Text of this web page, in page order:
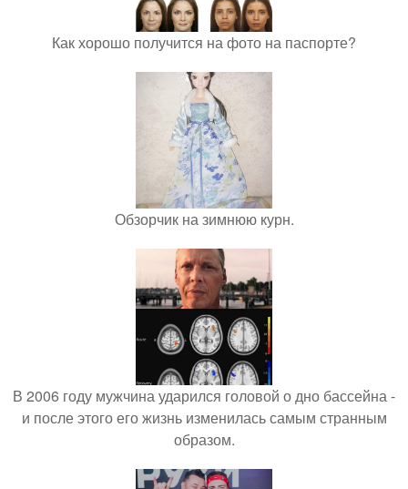
Как хорошо получится на фото на паспорте?
Обзорчик на зимнюю курн.
В 2006 году мужчина ударился головой о дно бассейна -
и после этого его жизнь изменилась самым странным
образом.